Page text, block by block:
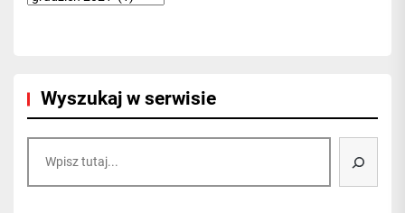
Wyszukaj w serwisie